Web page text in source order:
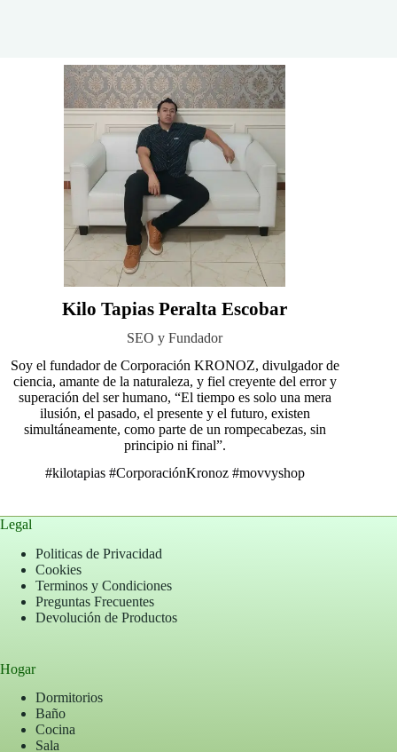
Kilo Tapias Peralta Escobar
SEO y Fundador
Soy el fundador de Corporación KRONOZ, divulgador de
ciencia, amante de la naturaleza, y fiel creyente del error y
superación del ser humano, “El tiempo es solo una mera
ilusión, el pasado, el presente y el futuro, existen
simultáneamente, como parte de un rompecabezas, sin
principio ni final”.
#kilotapias #CorporaciónKronoz #movvyshop
Legal
Politicas de Privacidad
Cookies
Terminos y Condiciones
Preguntas Frecuentes
Devolución de Productos
Hogar
Dormitorios
Baño
Cocina
Sala